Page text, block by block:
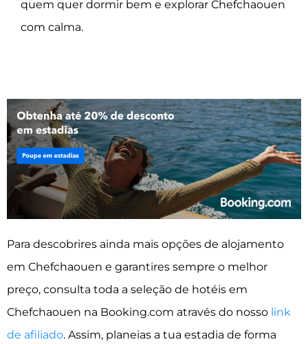
quem quer dormir bem e explorar Chefchaouen
com calma.
Para descobrires ainda mais opções de alojamento
em Chefchaouen e garantires sempre o melhor
preço, consulta toda a seleção de hotéis em
Chefchaouen na Booking.com através do nosso link
de afiliado. Assim, planeias a tua estadia de forma